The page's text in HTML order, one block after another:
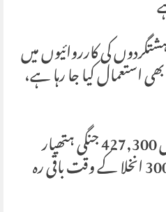
کی کارروائیوں میں
استعمال کیا جا رہا ہے،
امریکہ نے افغان فوج کو کل 427,300 جنگی ہتھیار
فراہم کیے، جس میں 300,000 انخلا کے وقت باقی رہ